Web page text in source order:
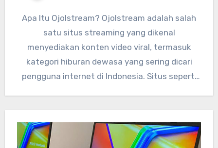
Apa Itu Ojolstream? Ojolstream adalah salah
satu situs streaming yang dikenal
menyediakan konten video viral, termasuk
kategori hiburan dewasa yang sering dicari
pengguna internet di Indonesia. Situs seperti